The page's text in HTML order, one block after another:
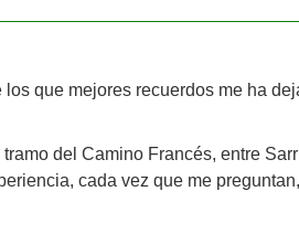
que mejores recuerdos me ha
del Camino Francés, entre
cada vez que me